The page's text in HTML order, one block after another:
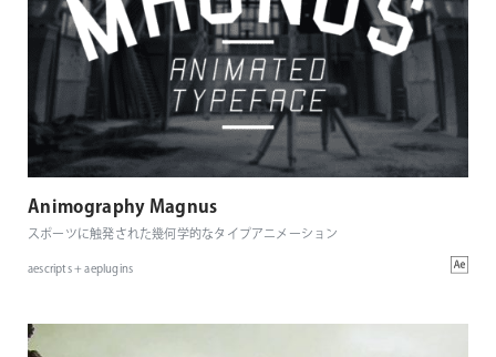
Animography Magnus
スポーツに触発された幾何学的なタイプアニメーション
aescripts + aeplugins